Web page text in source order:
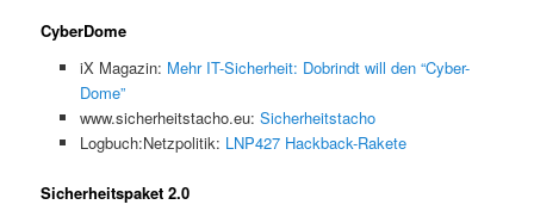
CyberDome
iX Magazin: Mehr IT-Sicherheit: Dobrindt will den “Cyber-
Dome”
www.sicherheitstacho.eu: Sicherheitstacho
Logbuch:Netzpolitik: LNP427 Hackback-Rakete
Sicherheitspaket 2.0